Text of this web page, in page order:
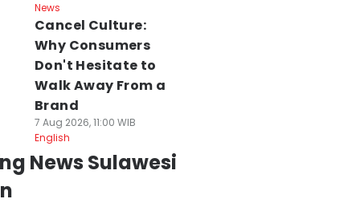
News
Cancel Culture:
Why Consumers
Don't Hesitate to
Walk Away From a
Brand
7 Aug 2026, 11:00 WIB
English
News Sulawesi